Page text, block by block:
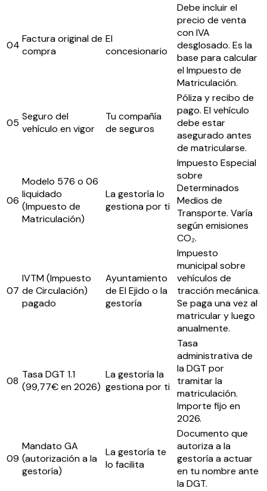
04
Factura original de
compra
El
concesionario
Debe incluir el
precio de venta
con IVA
desglosado. Es la
base para calcular
el Impuesto de
Matriculación.
05
Seguro del
vehículo en vigor
Tu compañía
de seguros
Póliza y recibo de
pago. El vehículo
debe estar
asegurado antes
de matricularse.
06
Modelo 576 o 06
liquidado
(Impuesto de
Matriculación)
La gestoría lo
gestiona por ti
Impuesto Especial
sobre
Determinados
Medios de
Transporte. Varía
según emisiones
CO₂.
07
IVTM (Impuesto
de Circulación)
pagado
Ayuntamiento
de El Ejido o la
gestoría
Impuesto
municipal sobre
vehículos de
tracción mecánica.
Se paga una vez al
matricular y luego
anualmente.
08
Tasa DGT 1.1
(99,77€ en 2026)
La gestoría la
gestiona por ti
Tasa
administrativa de
la DGT por
tramitar la
matriculación.
Importe fijo en
2026.
09
Mandato GA
(autorización a la
gestoría)
La gestoría te
lo facilita
Documento que
autoriza a la
gestoría a actuar
en tu nombre ante
la DGT.